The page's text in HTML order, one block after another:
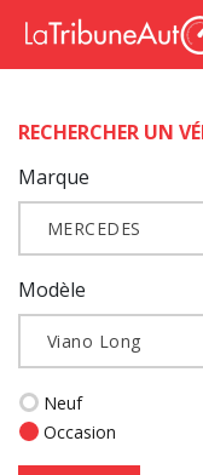
RECHERCHER UN
Marque
MERCEDES
Modèle
Viano Long
Neuf
Occasion